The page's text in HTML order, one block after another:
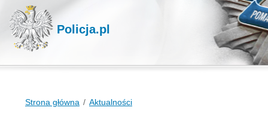
Policja.pl
Strona główna Aktualności